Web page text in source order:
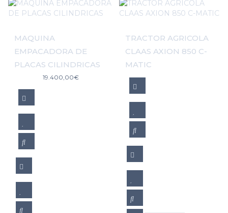
MAQUINA
EMPACADORA DE
PLACAS CILINDRICAS
19.400,00€
TRACTOR AGRICOLA
CLAAS AXION 850 C-
MATIC